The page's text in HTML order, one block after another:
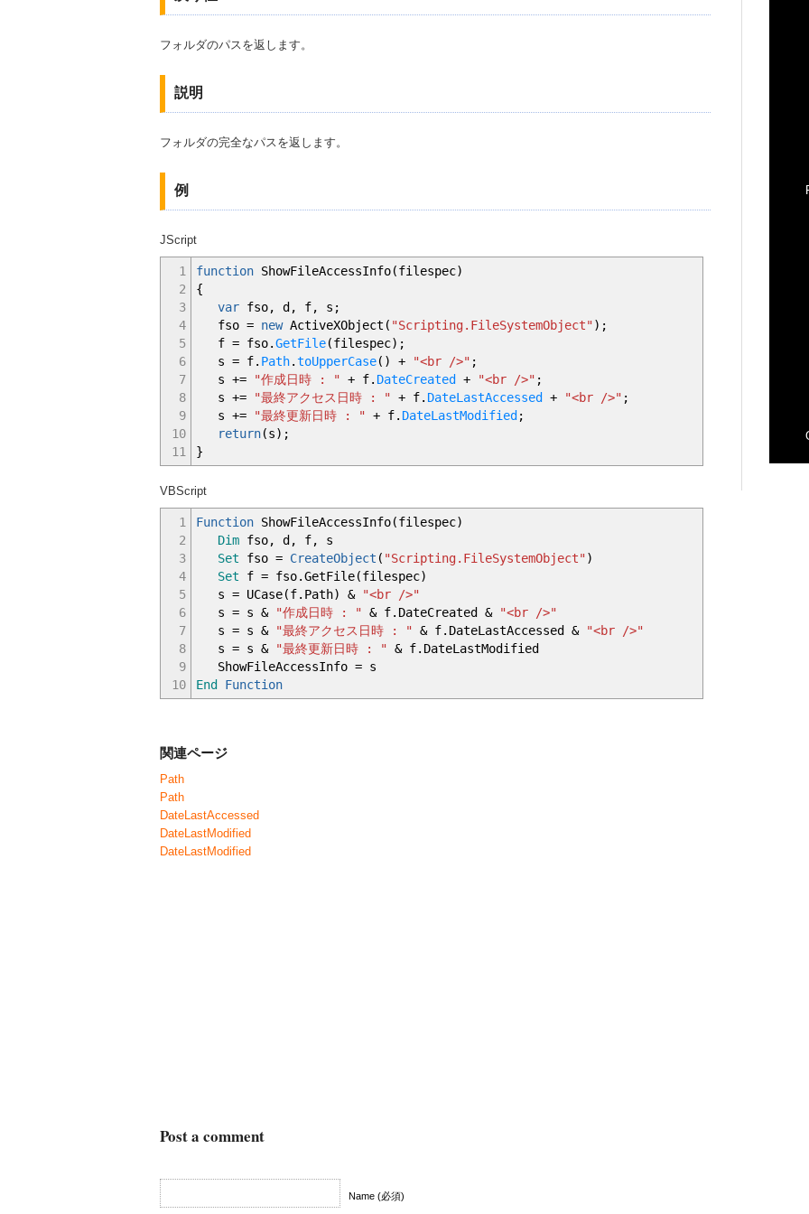
フォルダのパスを返します。
説明
フォルダの完全なパスを返します。
例
JScript
1
2
3
4
5
6
7
8
9
10
11
function ShowFileAccessInfo(filespec)
{
var fso, d, f, s ;
fso = newActiveXObject ( "Scripting.FileSystemObject") ;
f = fso.GetFile(filespec) ;
s = f. Path.toUpperCase( ) + "<br />" ;
s += "作成日時 : " + f. DateCreated + "<br />" ;
s += "最終アクセス日時 : " + f. DateLastAccessed + "<br />" ;
s += "最終更新日時 : " + f. DateLastModified;
return(s) ;
}
VBScript
1
2
3
4
5
6
7
8
9
10
Function ShowFileAccessInfo(filespec)
Dim fso, d, f, s
Set fso = CreateObject ( "Scripting.FileSystemObject")
Set f = fso.GetFile(filespec)
s = UCase(f.Path) & "<br />"
s = s & "作成日時 : " & f.DateCreated & "<br />"
s = s & "最終アクセス日時 : " & f.DateLastAccessed & "<br />"
s = s & "最終更新日時 : " & f.DateLastModified
ShowFileAccessInfo = s
End Function
関連ページ
Path
Path
DateLastAccessed
DateLastModified
DateLastModified
Post a comment
Name (必須)